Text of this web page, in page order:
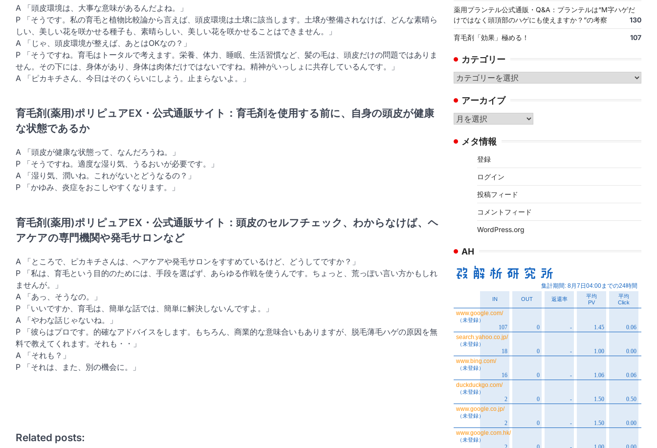
A 「頭皮環境は、大事な意味があるんだよね。」
P 「そうです。私の育毛と植物比較論から言えば、頭皮環境は土壌に該当します。土壌が整備されなけば、どんな素晴ら
しい、美しい花を咲かせる種子も、素晴らしい、美しい花を咲かせることはできません。」
A 「じゃ、頭皮環境が整えば、あとはOKなの？」
P 「そうですね。育毛はトータルで考えます。栄養、体力、睡眠、生活習慣など、髪の毛は、頭皮だけの問題ではありま
せん。その下には、身体があり、身体は肉体だけではないですね。精神がいっしょに共存しているんです。」
A 「ピカキチさん、今日はそのくらいにしよう。止まらないよ。」
育毛剤(薬用)ポリピュアEX・公式通販サイト：育毛剤を使用する前に、自身の頭皮が健康
な状態であるか
A 「頭皮が健康な状態って、なんだろうね。」
P 「そうですね。適度な湿り気、うるおいが必要です。」
A 「湿り気、潤いね。これがないとどうなるの？」
P 「かゆみ、炎症をおこしやすくなります。」
育毛剤(薬用)ポリピュアEX・公式通販サイト：頭皮のセルフチェック、わからなけば、ヘ
アケアの専門機関や発毛サロンなど
A 「ところで、ピカキチさんは、ヘアケアや発毛サロンをすすめているけど、どうしてですか？」
P 「私は、育毛という目的のためには、手段を選ばず、あらゆる作戦を使うんです。ちょっと、荒っぽい言い方かもしれ
ませんが。」
A 「あっ、そうなの。」
P 「いいですか、育毛は、簡単な話では、簡単に解決しないんですよ。」
A 「やわな話じゃないね。」
P 「彼らはプロです。的確なアドバイスをします。もちろん、商業的な意味合いもありますが、脱毛薄毛ハゲの原因を無
料で教えてくれます。それも・・」
A 「それも？」
P 「それは、また、別の機会に。」
Related posts:
薬用プランテル公式通販・Q&A：プランテルは“M字ハゲだ
けではなく頭頂部のハゲにも使えますか？”の考察
130
育毛剤「効果」極める！ 107
カテゴリー
カ
ゴ
リ
ー
アーカイブ
ア
カ メタ情報
登録
ログイン
投稿フィード
コメントフィード
WordPress.org
AH